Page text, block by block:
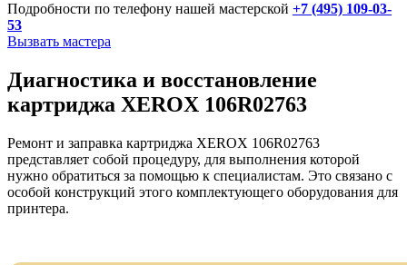
Подробности по телефону нашей мастерской +7 (495) 109-03-
53
Вызвать мастера
Диагностика и восстановление
картриджа XEROX 106R02763
Ремонт и заправка картриджа XEROX 106R02763
представляет собой процедуру, для выполнения которой
нужно обратиться за помощью к специалистам. Это связано с
особой конструкций этого комплектующего оборудования для
принтера.